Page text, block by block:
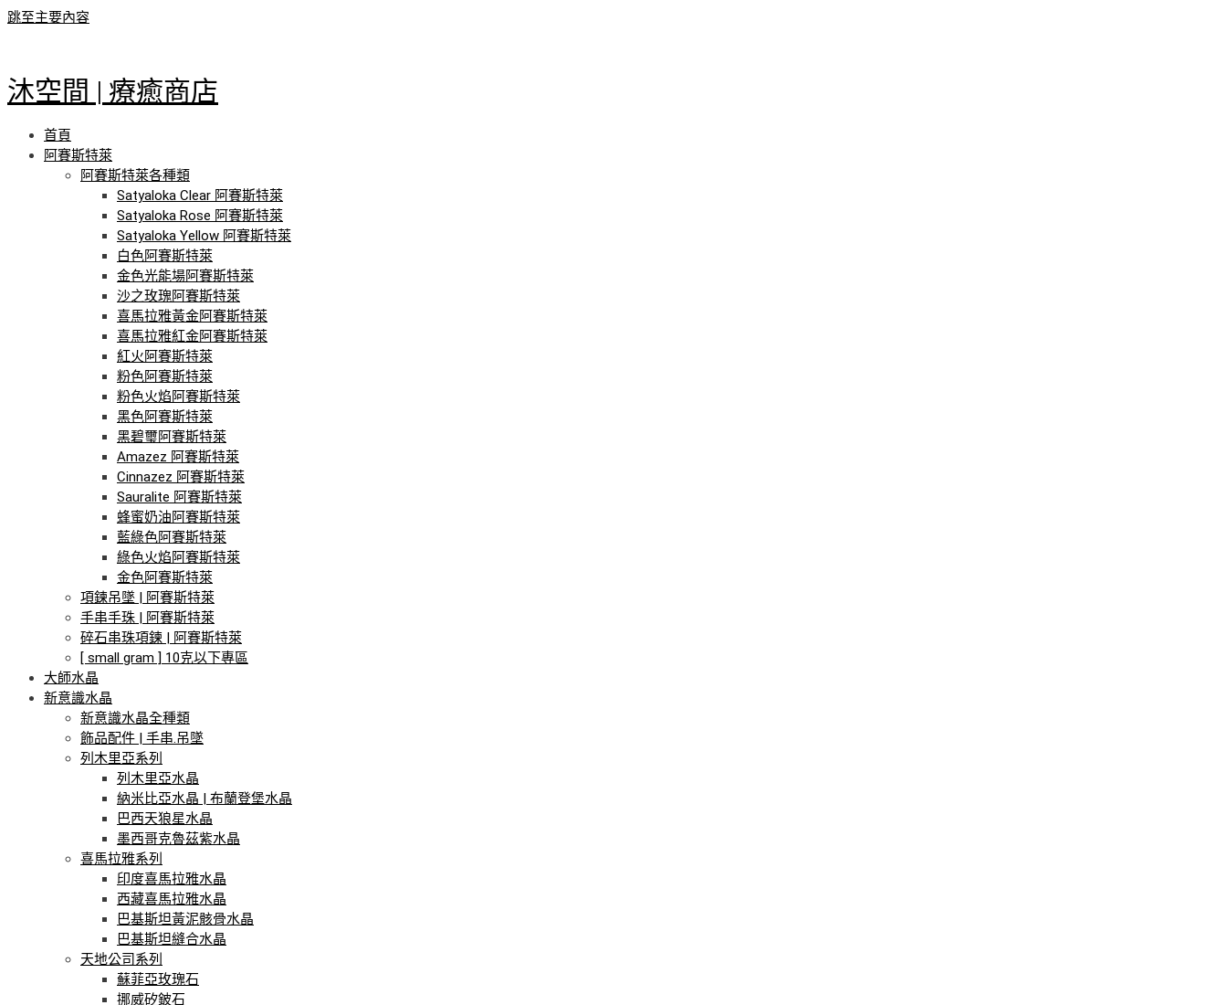
跳至主要內容
沐空間 | 療癒商店
首頁
阿賽斯特萊
阿賽斯特萊各種類
Satyaloka Clear 阿賽斯特萊
Satyaloka Rose 阿賽斯特萊
Satyaloka Yellow 阿賽斯特萊
白色阿賽斯特萊
金色光能場阿賽斯特萊
沙之玫瑰阿賽斯特萊
喜馬拉雅黃金阿賽斯特萊
喜馬拉雅紅金阿賽斯特萊
紅火阿賽斯特萊
粉色阿賽斯特萊
粉色火焰阿賽斯特萊
黑色阿賽斯特萊
黑碧璽阿賽斯特萊
Amazez 阿賽斯特萊
Cinnazez 阿賽斯特萊
Sauralite 阿賽斯特萊
蜂蜜奶油阿賽斯特萊
藍綠色阿賽斯特萊
綠色火焰阿賽斯特萊
金色阿賽斯特萊
項鍊吊墜 | 阿賽斯特萊
手串手珠 | 阿賽斯特萊
碎石串珠項鍊 | 阿賽斯特萊
[ small gram ] 10克以下專區
大師水晶
新意識水晶
新意識水晶全種類
飾品配件 | 手串.吊墜
列木里亞系列
列木里亞水晶
納米比亞水晶 | 布蘭登堡水晶
巴西天狼星水晶
墨西哥克魯茲紫水晶
喜馬拉雅系列
印度喜馬拉雅水晶
西藏喜馬拉雅水晶
巴基斯坦黃泥骸骨水晶
巴基斯坦縫合水晶
天地公司系列
蘇菲亞玫瑰石
挪威矽鈹石